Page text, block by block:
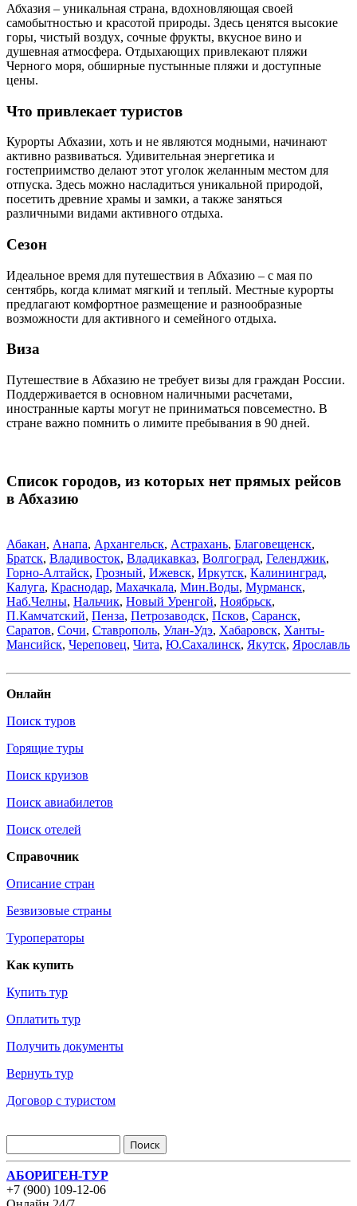
Абхазия – уникальная страна, вдохновляющая своей
самобытностью и красотой природы. Здесь ценятся высокие
горы, чистый воздух, сочные фрукты, вкусное вино и
душевная атмосфера. Отдыхающих привлекают пляжи
Черного моря, обширные пустынные пляжи и доступные
цены.
Что привлекает туристов
Курорты Абхазии, хоть и не являются модными, начинают
активно развиваться. Удивительная энергетика и
гостеприимство делают этот уголок желанным местом для
отпуска. Здесь можно насладиться уникальной природой,
посетить древние храмы и замки, а также заняться
различными видами активного отдыха.
Сезон
Идеальное время для путешествия в Абхазию – с мая по
сентябрь, когда климат мягкий и теплый. Местные курорты
предлагают комфортное размещение и разнообразные
возможности для активного и семейного отдыха.
Виза
Путешествие в Абхазию не требует визы для граждан России.
Поддерживается в основном наличными расчетами,
иностранные карты могут не приниматься повсеместно. В
стране важно помнить о лимите пребывания в 90 дней.
Список городов, из которых нет прямых рейсов
в Абхазию
Абакан, Анапа, Архангельск, Астрахань, Благовещенск,
Братск, Владивосток, Владикавказ, Волгоград, Геленджик,
Горно-Алтайск, Грозный, Ижевск, Иркутск, Калининград,
Калуга, Краснодар, Махачкала, Мин.Воды, Мурманск,
Наб.Челны, Нальчик, Новый Уренгой, Ноябрьск,
П.Камчатский, Пенза, Петрозаводск, Псков, Саранск,
Саратов, Сочи, Ставрополь, Улан-Удэ, Хабаровск, Ханты-
Мансийск, Череповец, Чита, Ю.Сахалинск, Якутск, Ярославль
Онлайн
Поиск туров
Горящие туры
Поиск круизов
Поиск авиабилетов
Поиск отелей
Справочник
Описание стран
Безвизовые страны
Туроператоры
Как купить
Купить тур
Оплатить тур
Получить документы
Вернуть тур
Договор с туристом
АБОРИГЕН-ТУР
+7 (900) 109-12-06